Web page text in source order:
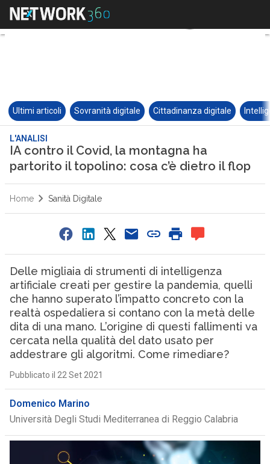
Ultimi articoli Sovranità digitale Cittadinanza digitale
L'ANALISI
IA contro il Covid, la montagna ha
partorito il topolino: cosa c’è dietro il flop
Home Sanità Digitale
Delle migliaia di strumenti di intelligenza
artificiale creati per gestire la pandemia, quelli
che hanno superato l’impatto concreto con la
realtà ospedaliera si contano con la metà delle
dita di una mano. L’origine di questi fallimenti va
cercata nella qualità del dato usato per
addestrare gli algoritmi. Come rimediare?
Pubblicato il 22 Set 2021
Domenico Marino
Università Degli Studi Mediterranea di Reggio Calabria